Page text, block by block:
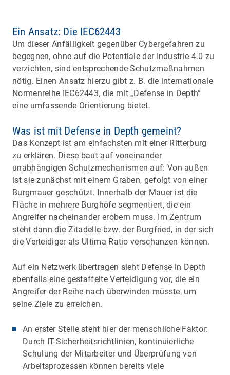
Ein Ansatz: Die IEC62443
Um dieser Anfälligkeit gegenüber Cybergefahren zu
begegnen, ohne auf die Potentiale der Industrie 4.0 zu
verzichten, sind entsprechende Schutzmaßnahmen
nötig. Einen Ansatz hierzu gibt z. B. die internationale
Normenreihe IEC62443, die mit „Defense in Depth“
eine umfassende Orientierung bietet.
Was ist mit Defense in Depth gemeint?
Das Konzept ist am einfachsten mit einer Ritterburg
zu erklären. Diese baut auf voneinander
unabhängigen Schutzmechanismen auf: Von außen
ist sie zunächst mit einem Graben, gefolgt von einer
Burgmauer geschützt. Innerhalb der Mauer ist die
Fläche in mehrere Burghöfe segmentiert, die ein
Angreifer nacheinander erobern muss. Im Zentrum
steht dann die Zitadelle bzw. der Burgfried, in der sich
die Verteidiger als Ultima Ratio verschanzen können.
Auf ein Netzwerk übertragen sieht Defense in Depth
ebenfalls eine gestaffelte Verteidigung vor, die ein
Angreifer der Reihe nach überwinden müsste, um
seine Ziele zu erreichen.
An erster Stelle steht hier der menschliche Faktor:
Durch IT-Sicherheitsrichtlinien, kontinuierliche
Schulung der Mitarbeiter und Überprüfung von
Arbeitsprozessen können bereits viele